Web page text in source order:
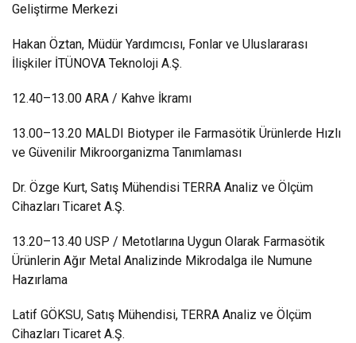
Geliştirme Merkezi
Hakan Öztan, Müdür Yardımcısı, Fonlar ve Uluslararası
İlişkiler İTÜNOVA Teknoloji A.Ş.
12.40–13.00 ARA / Kahve İkramı
13.00–13.20 MALDI Biotyper ile Farmasötik Ürünlerde Hızlı
ve Güvenilir Mikroorganizma Tanımlaması
Dr. Özge Kurt, Satış Mühendisi TERRA Analiz ve Ölçüm
Cihazları Ticaret A.Ş.
13.20–13.40 USP / Metotlarına Uygun Olarak Farmasötik
Ürünlerin Ağır Metal Analizinde Mikrodalga ile Numune
Hazırlama
Latif GÖKSU, Satış Mühendisi, TERRA Analiz ve Ölçüm
Cihazları Ticaret A.Ş.